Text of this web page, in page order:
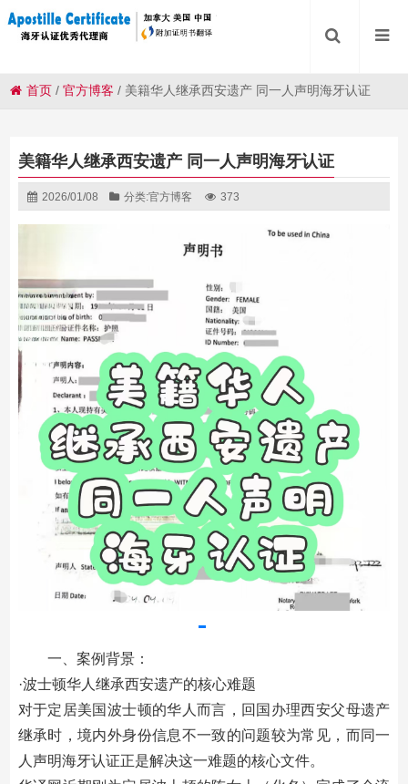
首页 /官方博客 / 美籍华人继承西安遗产 同一人声明海牙认证
美籍华人继承西安遗产 同一人声明海牙认证
2026/01/08 分类:官方博客 373
一、案例背景：
·波士顿华人继承西安遗产的核心难题
对于定居美国波士顿的华人而言，回国办理西安父母遗产
继承时，境内外身份信息不一致的问题较为常见，而同一
人声明海牙认证正是解决这一难题的核心文件。